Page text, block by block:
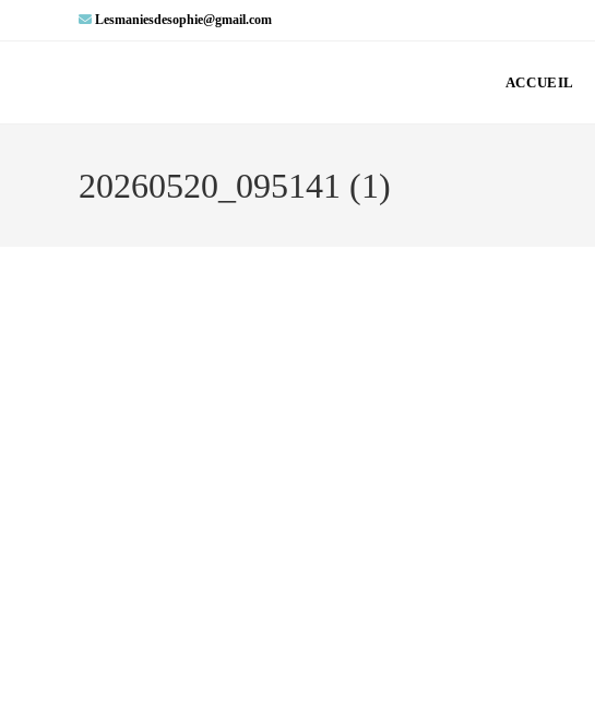
Lesmaniesdesophie@gmail.com
ACCUEIL
20260520_095141 (1)